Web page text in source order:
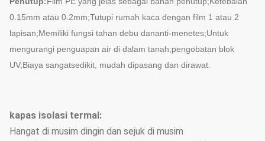
0.15mm atau 0.2mm;Tutupi rumah kaca dengan film 1 atau 2
lapisan;Memiliki fungsi tahan debu dananti-menetes;Untuk
mengurangi penguapan air di dalam tanah;pengobatan blok
UV;Biaya sangatsedikit, mudah dipasang dan dirawat.
kapas isolasi termal:
Hangat di musim dingin dan sejuk di musim